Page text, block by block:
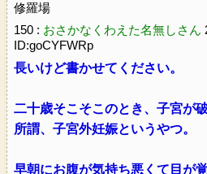
修羅場
150 : おさかなくわえた名無しさん
ID:goCYFWRp
長いけど書かせてください。
二十歳そこそこのとき、子宮が破
所謂、子宮外妊娠というやつ。
早朝にお腹が気持ち悪くて目が